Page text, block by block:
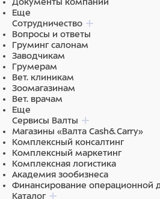
Еще
Сотрудничество
Вопросы и ответы
Груминг салонам
Заводчикам
Грумерам
Вет. клиникам
Зоомагазинам
Вет. врачам
Еще
Сервисы Валты
Магазины «Валта Cash&Carry»
Комплексный консалтинг
Комплексный маркетинг
Комплексная логистика
Академия зообизнеса
Финансирование операционной
Каталог